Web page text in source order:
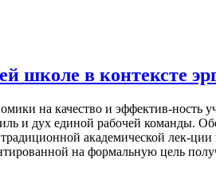
школе в контексте
на качество и эффектив-
и дух единой рабочей команды.
академической лек-
на формальную цель